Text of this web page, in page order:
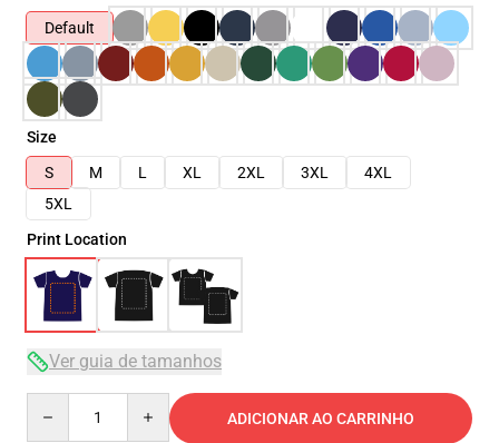
Default
Size
S
M L XL 2XL 3XL
4XL
5XL
Print Location
Ver guia de tamanhos
ADICIONAR AO CARRINHO